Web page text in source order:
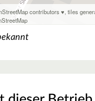
contributors ♥,tiles